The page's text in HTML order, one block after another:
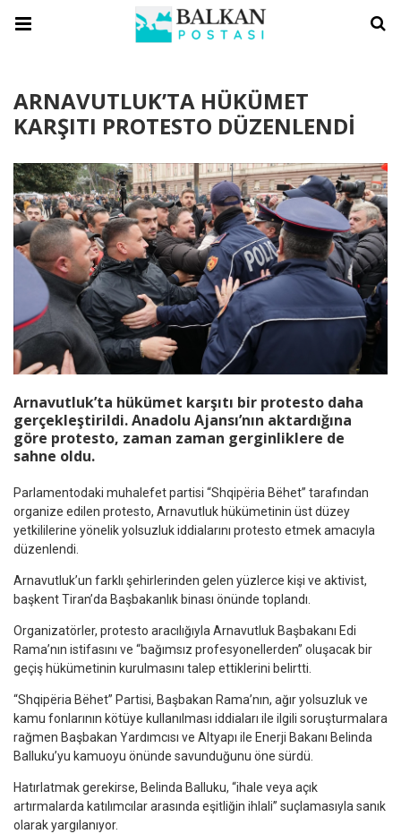
ARNAVUTLUK’TA HÜKÜMET
KARŞITI PROTESTO DÜZENLENDİ
Arnavutluk’ta hükümet karşıtı bir protesto daha
gerçekleştirildi. Anadolu Ajansı’nın aktardığına
göre protesto, zaman zaman gerginliklere de
sahne oldu.
Parlamentodaki muhalefet partisi “Shqipëria Bëhet” tarafından
organize edilen protesto, Arnavutluk hükümetinin üst düzey
yetkililerine yönelik yolsuzluk iddialarını protesto etmek amacıyla
düzenlendi.
Arnavutluk’un farklı şehirlerinden gelen yüzlerce kişi ve aktivist,
başkent Tiran’da Başbakanlık binası önünde toplandı.
Organizatörler, protesto aracılığıyla Arnavutluk Başbakanı Edi
Rama’nın istifasını ve “bağımsız profesyonellerden” oluşacak bir
geçiş hükümetinin kurulmasını talep ettiklerini belirtti.
“Shqipëria Bëhet” Partisi, Başbakan Rama’nın, ağır yolsuzluk ve
kamu fonlarının kötüye kullanılması iddiaları ile ilgili soruşturmalara
rağmen Başbakan Yardımcısı ve Altyapı ile Enerji Bakanı Belinda
Balluku’yu kamuoyu önünde savunduğunu öne sürdü.
Hatırlatmak gerekirse, Belinda Balluku, “ihale veya açık
artırmalarda katılımcılar arasında eşitliğin ihlali” suçlamasıyla sanık
olarak yargılanıyor.